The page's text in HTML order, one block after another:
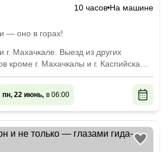
10 часов На машине
— оно в горах!
г. Махачкале. Выезд из других
кроме г. Махачкалы и г. Каспийска
по договоренности.
пн, 22 июнь, в 06:00